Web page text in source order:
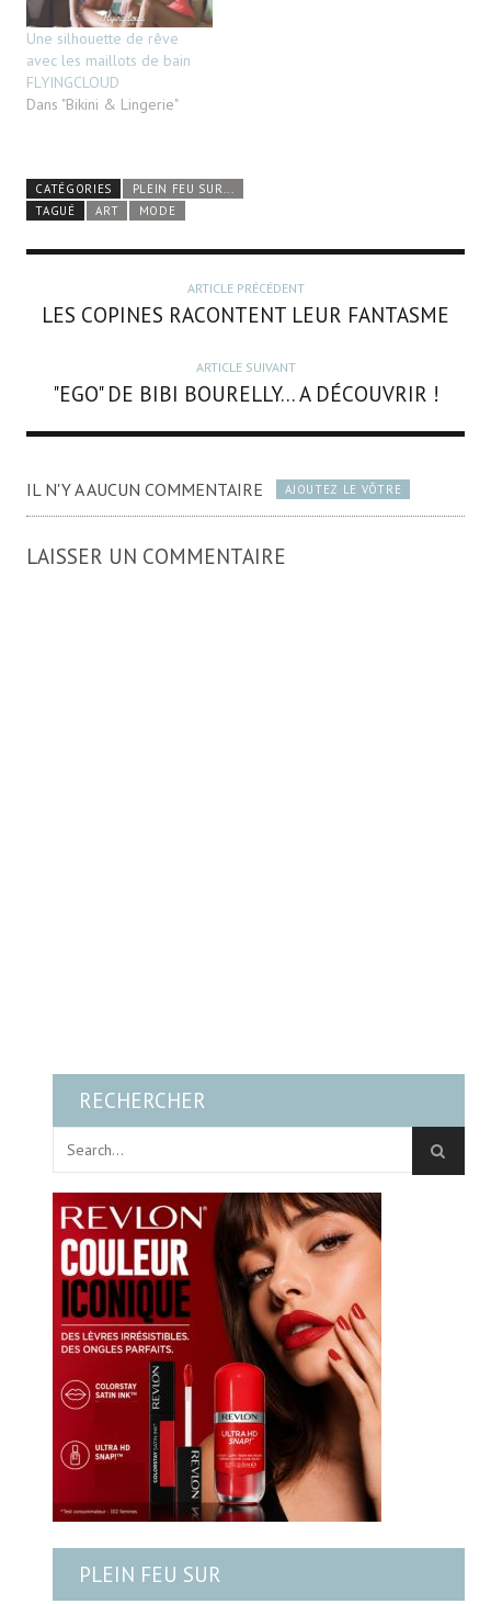
Une silhouette de rêve
avec les maillots de bain
FLYINGCLOUD
Dans "Bikini & Lingerie"
CATÉGORIES
PLEIN FEU SUR...
TAGUÉ
ART MODE
ARTICLE PRÉCÉDENT
LES COPINES RACONTENT LEUR FANTASME
ARTICLE SUIVANT
"EGO" DE BIBI BOURELLY... A DÉCOUVRIR !
IL N'Y A AUCUN COMMENTAIRE AJOUTEZ LE VÔTRE
LAISSER UN COMMENTAIRE
RECHERCHER
PLEIN FEU SUR